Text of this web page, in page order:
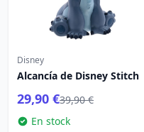
Disney
Alcancía de Disney Stitch
29,90 €39,90 €
En stock